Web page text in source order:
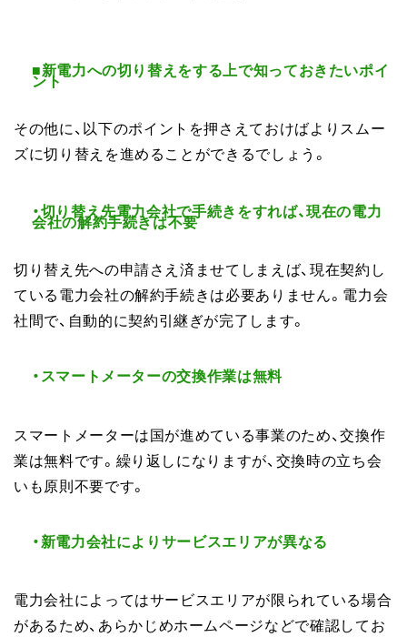
■新電力への切り替えをする上で知っておきたいポイ
ント
その他に、以下のポイントを押さえておけばよりスムー
ズに切り替えを進めることができるでしょう。
・切り替え先電力会社で手続きをすれば、現在の電力
会社の解約手続きは不要
切り替え先への申請さえ済ませてしまえば、現在契約し
ている電力会社の解約手続きは必要ありません。電力会
社間で、自動的に契約引継ぎが完了します。
・スマートメーターの交換作業は無料
スマートメーターは国が進めている事業のため、交換作
業は無料です。繰り返しになりますが、交換時の立ち会
いも原則不要です。
・新電力会社によりサービスエリアが異なる
電力会社によってはサービスエリアが限られている場合
があるため、あらかじめホームページなどで確認してお